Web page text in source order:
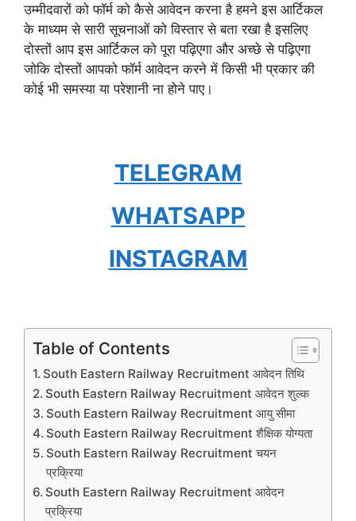
उम्मीदवारों को फॉर्म को कैसे आवेदन करना है हमने इस आर्टिकल
के माध्यम से सारी सूचनाओं को विस्तार से बता रखा है इसलिए
दोस्तों आप इस आर्टिकल को पूरा पढ़िएगा और अच्छे से पढ़िएगा
जोकि दोस्तों आपको फॉर्म आवेदन करने में किसी भी प्रकार की
कोई भी समस्या या परेशानी ना होने पाए।
TELEGRAM
WHATSAPP
INSTAGRAM
Table of Contents
South Eastern Railway Recruitment आवेदन तिथि
South Eastern Railway Recruitment आवेदन शुल्क
South Eastern Railway Recruitment आयु सीमा
South Eastern Railway Recruitment शैक्षिक योग्यता
South Eastern Railway Recruitment चयन
प्रक्रिया
South Eastern Railway Recruitment आवेदन
प्रक्रिया